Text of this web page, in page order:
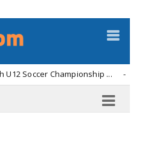
Championship ... Kalbar